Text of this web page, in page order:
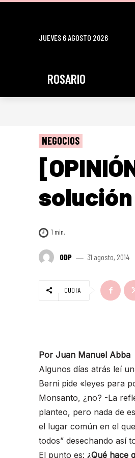
JUEVES 6 AGOSTO 2026
ROSARIO
NEGOCIOS
1 min.
ODP 31 agosto, 2014
CUOTA
Por Juan Manuel Abba
Algunos días atrás leí
Berni pide «leyes para
Monsanto, ¿no? -La
planteo, pero nada de
el lugar común en el
todos” desechando así
El punto es: ¿Qué hace